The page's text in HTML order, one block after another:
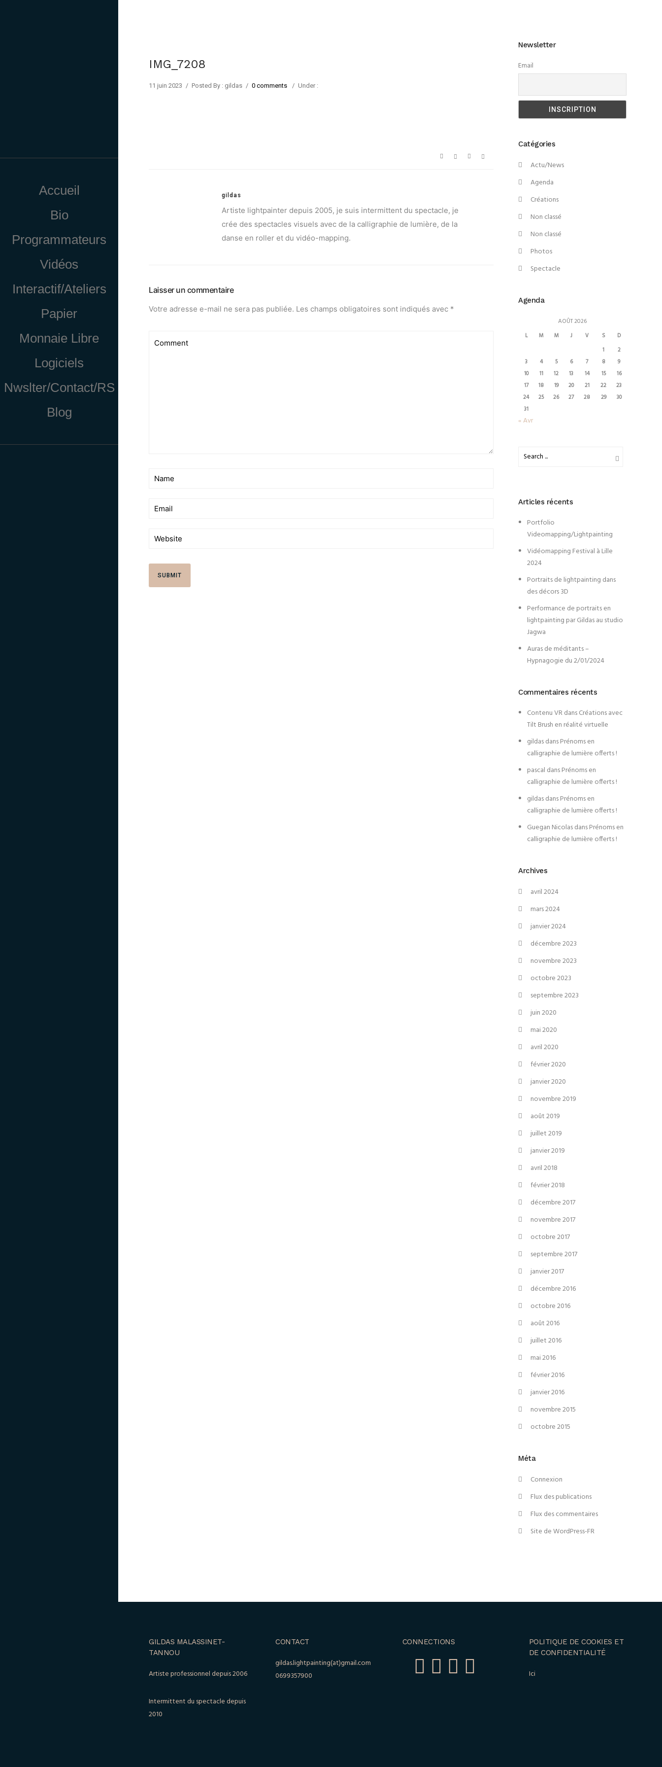
Accueil
Bio
Programmateurs
Vidéos
Interactif/Ateliers
Papier
Monnaie Libre
Logiciels
Nwslter/Contact/RS
Blog
IMG_7208
11 juin 2023 / Posted By : gildas / 0 comments / Under :
gildas
Artiste lightpainter depuis 2005, je suis intermittent du spectacle, je
crée des spectacles visuels avec de la calligraphie de lumière, de la
danse en roller et du vidéo-mapping.
Laisser un commentaire
Votre adresse e-mail ne sera pas publiée. Les champs obligatoires sont indiqués avec *
Newsletter
Email
Catégories
Actu/News
Agenda
Créations
Non classé
Non classé
Photos
Spectacle
Agenda
AOÛT 2026
L M M J V S
D
1
2
3
4 5 6 7 8
9
10
11 12 13 14 15
16
17
18 19 20 21 22
23
24
25 26 27 28 29
30
31
« Avr
Articles récents
Portfolio
Videomapping/Lightpainting
Vidéomapping Festival à Lille
2024
Portraits de lightpainting dans
des décors 3D
Performance de portraits en
lightpainting par Gildas au studio
Jagwa
Auras de méditants –
Hypnagogie du 2/01/2024
Commentaires récents
Contenu VRdansCréations avec
Tilt Brush en réalité virtuelle
gildasdansPrénoms en
calligraphie de lumière offerts !
pascal dansPrénoms en
calligraphie de lumière offerts !
gildasdansPrénoms en
calligraphie de lumière offerts !
Guegan NicolasdansPrénoms en
calligraphie de lumière offerts !
Archives
avril 2024
mars 2024
janvier 2024
décembre 2023
novembre 2023
octobre 2023
septembre 2023
juin 2020
mai 2020
avril 2020
février 2020
janvier 2020
novembre 2019
août 2019
juillet 2019
janvier 2019
avril 2018
février 2018
décembre 2017
novembre 2017
octobre 2017
septembre 2017
janvier 2017
décembre 2016
octobre 2016
août 2016
juillet 2016
mai 2016
février 2016
janvier 2016
novembre 2015
octobre 2015
Méta
Connexion
Flux des publications
Flux des commentaires
Site de WordPress-FR
GILDAS MALASSINET-
TANNOU
Artiste professionnel depuis 2006
Intermittent du spectacle depuis
2010
CONTACT
gildas.lightpainting(at)gmail.com
0699357900
CONNECTIONS
POLITIQUE DE COOKIES ET
DE CONFIDENTIALITÉ
Ici